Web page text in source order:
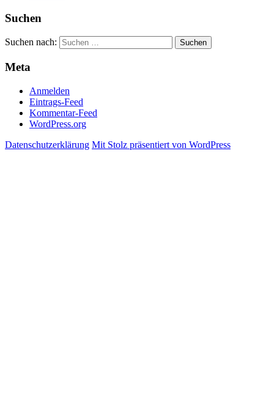
Suchen
Suchen nach:
Meta
Anmelden
Eintrags-Feed
Kommentar-Feed
WordPress.org
Datenschutzerklärung Mit Stolz präsentiert von WordPress